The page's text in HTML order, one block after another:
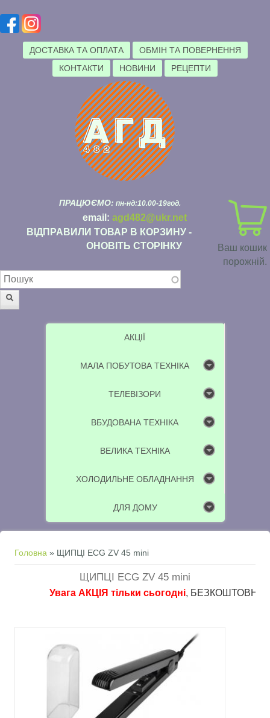
ДОСТАВКА ТА ОПЛАТА
ОБМІН ТА ПОВЕРНЕННЯ
КОНТАКТИ
НОВИНИ РЕЦЕПТИ
Ваш кошик
порожній.
ПРАЦЮЄМО: пн-нд:10.00-19год.
email: agd482@ukr.net
ВІДПРАВИЛИ ТОВАР В КОРЗИНУ -
ОНОВІТЬ СТОРІНКУ
Пошукова форма
АКЦІЇ
МАЛА ПОБУТОВА ТЕХНІКА
ТЕЛЕВІЗОРИ
ВБУДОВАНА ТЕХНІКА
ВЕЛИКА ТЕХНІКА
ХОЛОДИЛЬНЕ ОБЛАДНАННЯ
ДЛЯ ДОМУ
Ви є тут
Головна » ЩИПЦІ ECG ZV 45 mini
ЩИПЦІ ECG ZV 45 mini
Увага АКЦІЯ тільки сьогодні, БЕЗКОШТОВНА